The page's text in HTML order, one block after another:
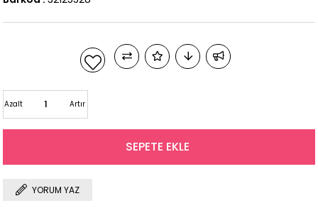
Artır
Azalt
YORUM YAZ